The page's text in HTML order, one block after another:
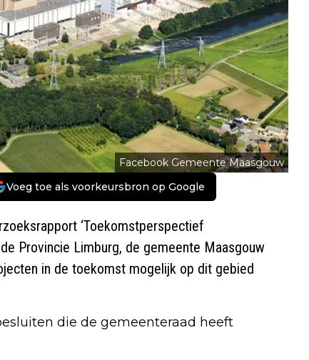
Facebook Gemeente Maasgouw
Voeg toe als voorkeursbron op Google
‘Toekomstperspectief
Provincie Limburg, de gemeente Maasgouw
in de toekomst mogelijk op dit gebied
die de gemeenteraad heeft